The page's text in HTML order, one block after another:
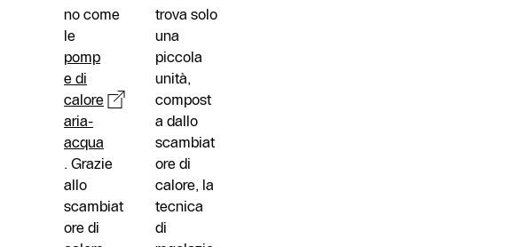
no come
le
pomp
e di
calore
aria-
acqua
. Grazie
allo
scambiat
ore di
trova solo
una
piccola
unità,
compost
a dallo
scambiat
ore di
calore, la
tecnica
di